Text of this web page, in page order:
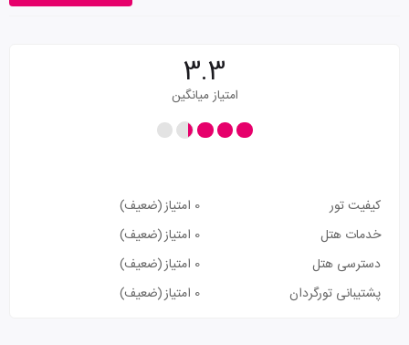
3.3
امتیاز میانگین
کیفیت تور 0 امتیاز
(ضعیف)
خدمات هتل
0 امتیاز
(ضعیف)
دسترسی هتل
0 امتیاز
(ضعیف)
پشتیبانی تورگردان
0 امتیاز (ضعیف)